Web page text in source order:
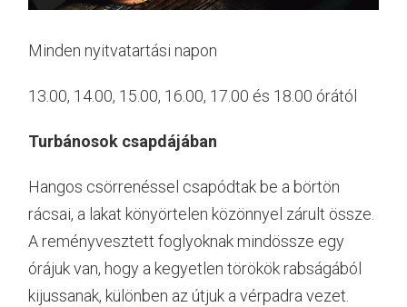
Minden nyitvatartási napon
13.00, 14.00, 15.00, 16.00, 17.00 és 18.00 órától
Turbánosok csapdájában
Hangos csörrenéssel csapódtak be a börtön
rácsai, a lakat könyörtelen közönnyel zárult össze.
A reményvesztett foglyoknak mindössze egy
órájuk van, hogy a kegyetlen törökök rabságából
kijussanak, különben az útjuk a vérpadra vezet.